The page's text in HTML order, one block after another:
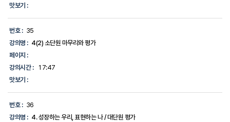
맛보기 :
번호 : 35
강의명 : 4(2) 소단원 마무리와 평가
페이지 :
강의시간 :
17:47
맛보기 :
번호 : 36
강의명 : 4. 성장하는 우리, 표현하는 나 / 대단원 평가